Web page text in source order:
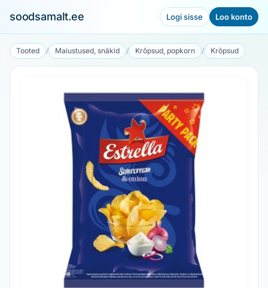
soodsamalt.ee Logi sisse Loo konto
Tooted / Maiustused, snäkid / Krõpsud, popkorn / Krõpsud